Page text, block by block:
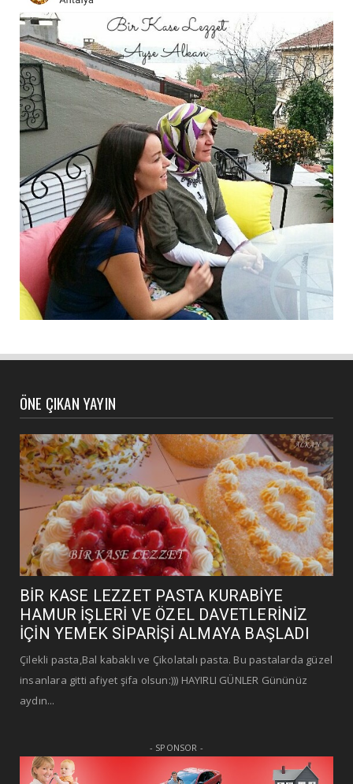
ÖNE ÇIKAN YAYIN
BİR KASE LEZZET PASTA KURABİYE
HAMUR İŞLERİ VE ÖZEL DAVETLERİNİZ
İÇİN YEMEK SİPARİŞİ ALMAYA BAŞLADI
Çilekli pasta,Bal kabaklı ve Çikolatalı pasta. Bu pastalarda güzel
insanlara gitti afiyet şifa olsun:))) HAYIRLI GÜNLER Gününüz
aydın...
- SPONSOR -